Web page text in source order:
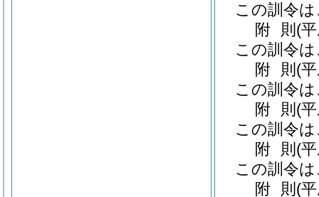
この訓令
附 則 (
この訓令
附 則 (
この訓令
附 則 (
この訓令
附 則 (
この訓令
附 則 (